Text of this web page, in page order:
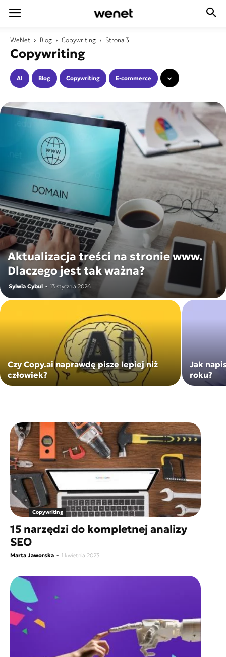
WeNet Blog Copywriting Strona 3
Copywriting
AI Blog Copywriting E-commerce
Aktualizacja treści na stronie www.
Dlaczego jest tak ważna?
Sylwia Cybul - 13 stycznia 2026
Czy Copy.ai naprawdę pisze lepiej niż
człowiek?
Jak
roku?
Copywriting
15 narzędzi do kompletnej analizy
SEO
Marta Jaworska - 1 kwietnia 2023